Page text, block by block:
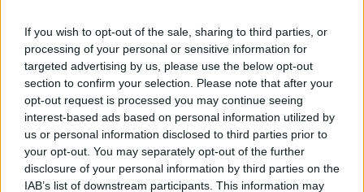
If you wish to opt-out of the sale, sharing to third parties, or
processing of your personal or sensitive information for
targeted advertising by us, please use the below opt-out
section to confirm your selection. Please note that after your
opt-out request is processed you may continue seeing
interest-based ads based on personal information utilized by
us or personal information disclosed to third parties prior to
your opt-out. You may separately opt-out of the further
disclosure of your personal information by third parties on the
IAB’s list of downstream participants. This information may
non solo di delineare le labbra ma anche di farle
sembrare più voluminose, tutta questione di
tecnica.
7. Labbra laccate